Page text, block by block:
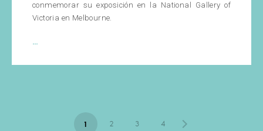
conmemorar su exposición en la National Gallery of
Victoria en Melbourne.
…
nueva
1 2 3 4